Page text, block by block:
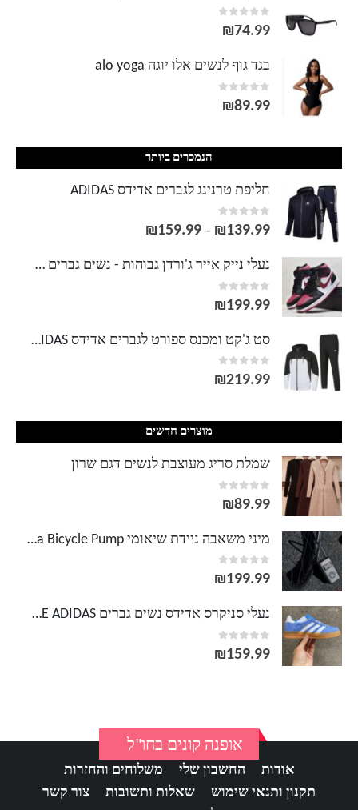
0
out of 5
₪74.99
בגד גוף לנשים אלו יוגה alo yoga
0
out of 5
₪89.99
הנמכרים ביותר
חליפת טרנינג לגברים אדידס ADIDAS
0
out of 5
₪139.99
–
₪159.99
נעלי נייק אייר ג'ורדן גבוהות - נשים גברים NIKE AIR JORDAN
0
out of 5
₪199.99
סט ג'קט ומכנס ספורט לגברים אדידס ADIDAS
0
out of 5
₪219.99
מוצרים חדשים
שמלת סריג מעוצבת לנשים דגם שרון
0
out of 5
₪89.99
מיני משאבה ניידת שיאומי Xiaomi Mijia Bicycle Pump
0
out of 5
₪199.99
נעלי סניקרס אדידס נשים גברים GAZELLE ADIDAS
0
out of 5
₪159.99
אופנה קונים בחו"ל
אודות החשבון שלי
משלוחים והחזרות
תקנון ותנאי שימוש
שאלות ותשובות
צור קשר